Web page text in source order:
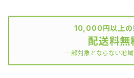
10,000円以上の
配送料無
一部対象とならない地